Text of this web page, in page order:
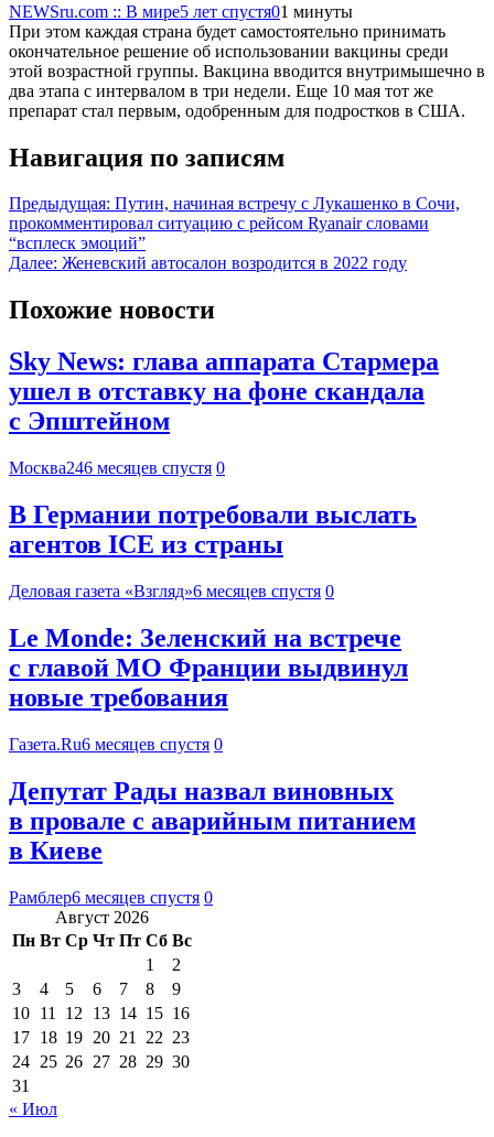
NEWSru.com :: В мире5 лет спустя01 минуты
При этом каждая страна будет самостоятельно принимать
окончательное решение об использовании вакцины среди
этой возрастной группы. Вакцина вводится внутримышечно в
два этапа с интервалом в три недели. Еще 10 мая тот же
препарат стал первым, одобренным для подростков в США.
Навигация по записям
Предыдущая: Путин, начиная встречу с Лукашенко в Сочи,
прокомментировал ситуацию с рейсом Ryanair словами
“всплеск эмоций”
Далее: Женевский автосалон возродится в 2022 году
Похожие новости
Sky News: глава аппарата Стармера
ушел в отставку на фоне скандала
с Эпштейном
Москва246 месяцев спустя 0
В Германии потребовали выслать
агентов ICE из страны
Деловая газета «Взгляд»6 месяцев спустя 0
Le Monde: Зеленский на встрече
с главой МО Франции выдвинул
новые требования
Газета.Ru6 месяцев спустя 0
Депутат Рады назвал виновных
в провале с аварийным питанием
в Киеве
Рамблер6 месяцев спустя 0
Август 2026
Пн Вт Ср Чт Пт Сб Вс
1
2
3
4 5 6 7 8
9
10 11 12 13 14 15 16
17 18 19 20 21 22 23
24 25 26 27 28 29 30
31
« Июл